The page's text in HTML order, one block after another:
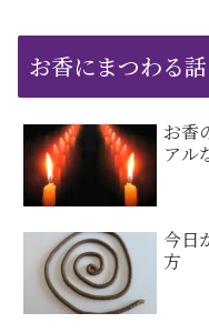
お香にまつわる話
お香
アル
今日
方